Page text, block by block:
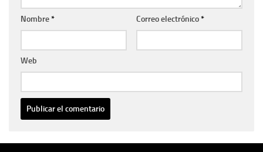
Nombre* Correo electrónico*
Web